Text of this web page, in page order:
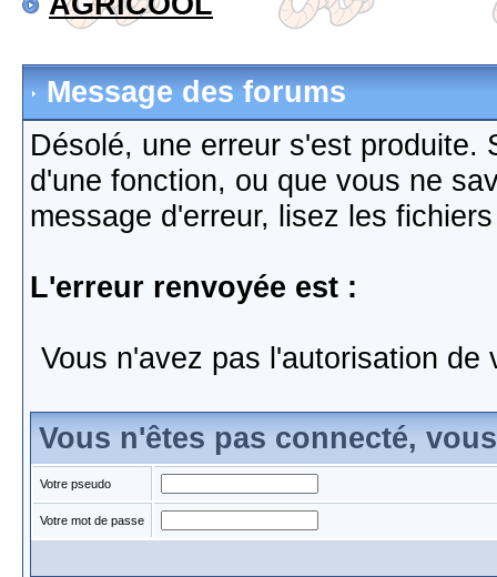
Message des forums
Désolé, une erreur s'est produite.
d'une fonction, ou que vous ne
message d'erreur, lisez les
L'erreur renvoyée est :
Vous n'avez pas l'autorisation de
Vous n'êtes pas connecté,
Votre pseudo
Votre mot de passe